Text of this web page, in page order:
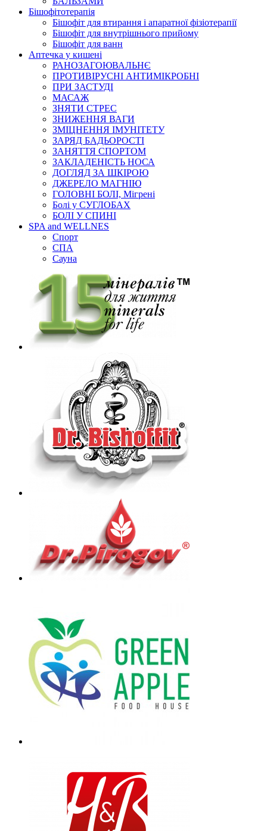
Бішофітотерапія
Бішофіт для втирання і апаратної фізіотерапії
Бішофіт для внутрішнього прийому
Бішофіт для ванн
Аптечка у кишені
РАНОЗАГОЮВАЛЬНЄ
ПРОТИВІРУСНІ АНТИМІКРОБНІ
ПРИ ЗАСТУДІ
МАСАЖ
ЗНЯТИ СТРЕС
ЗНИЖЕННЯ ВАГИ
ЗМІЦНЕННЯ ІМУНІТЕТУ
ЗАРЯД БАДЬОРОСТІ
ЗАНЯТТЯ СПОРТОМ
ЗАКЛАДЕНІСТЬ НОСА
ДОГЛЯД ЗА ШКІРОЮ
ДЖЕРЕЛО МАГНІЮ
ГОЛОВНІ БОЛІ, Мігрені
Болі у СУГЛОБАХ
БОЛІ У СПИНІ
SPA and WELLNES
Спорт
СПА
Сауна